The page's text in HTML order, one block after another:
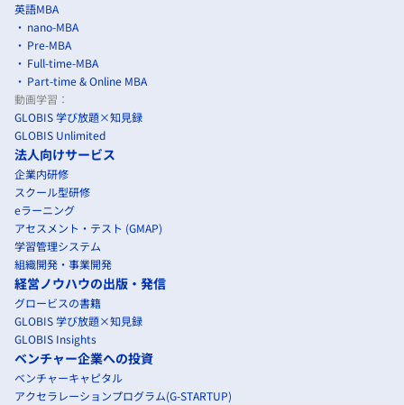
英語MBA
nano-MBA
Pre-MBA
Full-time-MBA
Part-time & Online MBA
動画学習：
GLOBIS 学び放題×知見録
GLOBIS Unlimited
法人向けサービス
企業内研修
スクール型研修
eラーニング
アセスメント・テスト (GMAP)
学習管理システム
組織開発・事業開発
経営ノウハウの出版・発信
グロービスの書籍
GLOBIS 学び放題×知見録
GLOBIS Insights
ベンチャー企業への投資
ベンチャーキャピタル
アクセラレーションプログラム(G-STARTUP)